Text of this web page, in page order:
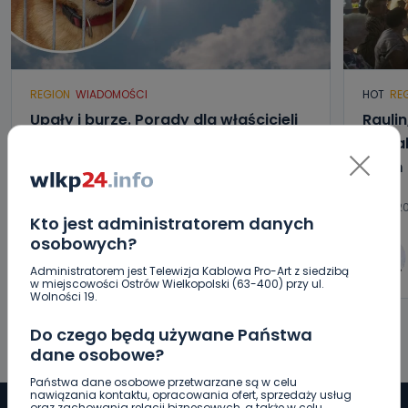
Kto jest administratorem danych
osobowych?
Administratorem jest Telewizja Kablowa Pro-Art z siedzibą
w miejscowości Ostrów Wielkopolski (63-400) przy ul.
Wolności 19.
Do czego będą używane Państwa
dane osobowe?
Państwa dane osobowe przetwarzane są w celu
nawiązania kontaktu, opracowania ofert, sprzedaży usług
REGION WIADOMOŚCI
Upały i burze. Porady dla właścicieli
Paulina Szczepaniak
HOT
dzień